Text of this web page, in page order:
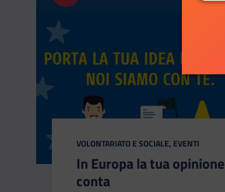
CATEGORIA:
VOLONTARIATO E SOCIALE, EVENTI
In Europa la tua opinione
conta